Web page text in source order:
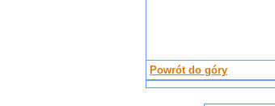
Powrót do góry